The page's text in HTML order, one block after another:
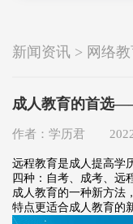
新闻资讯 > 网络教
成人教育的首选
作者：学历君
远程教育是成人提高学
四种：自考、成考、远
成人教育的一种新方法
特点更适合成人教育的